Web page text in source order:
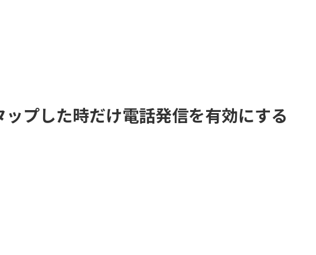
ップした時だけ電話発信を有効にする